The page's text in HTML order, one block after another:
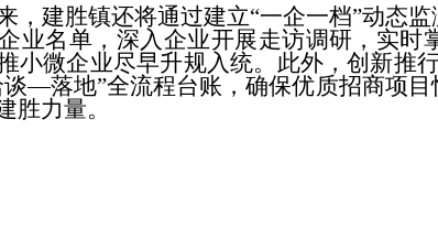
，建胜镇还将通过建立“一企一档”动态
业名单，深入企业开展走访调研，实时
小微企业尽早升规入统。此外，创新推
—落地”全流程台账，确保优质招商项
胜力量。